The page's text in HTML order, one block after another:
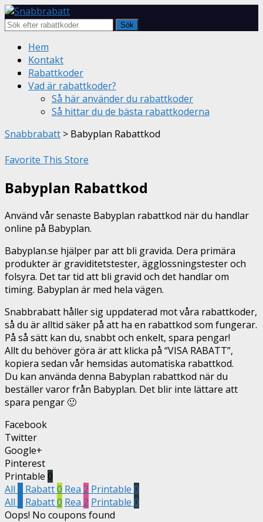
Sök
Skip
content
Hem
Kontakt
Rabattkoder
Vad är rabattkoder?
Så här använder du rabattkoder
Så hittar du de bästa rabattkoderna
Snabbrabatt > Babyplan Rabattkod
Favorite This Store
Babyplan Rabattkod
Använd vår senaste Babyplan rabattkod när du handlar
online på Babyplan.
Babyplan.se hjälper par att bli gravida. Dera primära
produkter är graviditetstester, ägglossningstester och
folsyra. Det tar tid att bli gravid och det handlar om
timing. Babyplan är med hela vägen.
Snabbrabatt håller sig uppdaterad mot våra rabattkoder,
så du är alltid säker på att ha en rabattkod som fungerar.
På så sätt kan du, snabbt och enkelt, spara pengar!
Allt du behöver göra är att klicka på “VISA RABATT”,
kopiera sedan vår hemsidas automatiska rabattkod.
Du kan använda denna Babyplan rabattkod när du
beställer varor från Babyplan. Det blir inte lättare att
spara pengar 🙂
Facebook
Twitter
Google+
Pinterest
Printable 0
All
Rabatt0 Rea 2 Printable 0
All
Rabatt0 Rea 2 Printable 0
Oops! No coupons found